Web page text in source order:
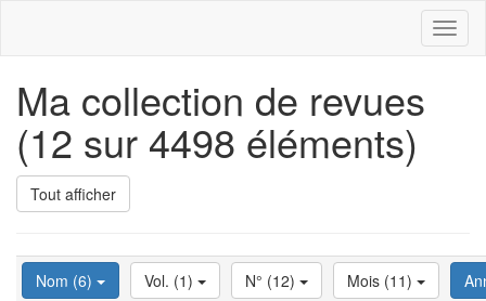
Ma collection de revues
(12 sur 4498 éléments)
Tout afficher
Nom (6) Vol. (1) N° (12) Mois (11)